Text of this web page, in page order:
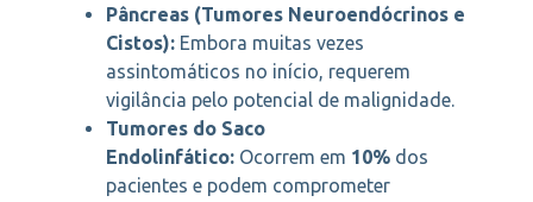
Pâncreas (Tumores Neuroendócrinos e
Cistos): Embora muitas vezes
assintomáticos no início, requerem
vigilância pelo potencial de malignidade.
Tumores do Saco
Endolinfático: Ocorrem em 10% dos
pacientes e podem comprometer